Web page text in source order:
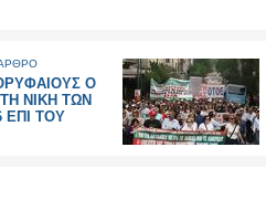
Ο
ΝΙΚΗ ΤΩΝ
ΕΠΙ ΤΟΥ